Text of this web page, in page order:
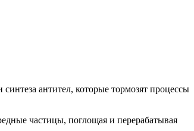
антител, которые тормозят процессы
частицы, поглощая и перерабатывая